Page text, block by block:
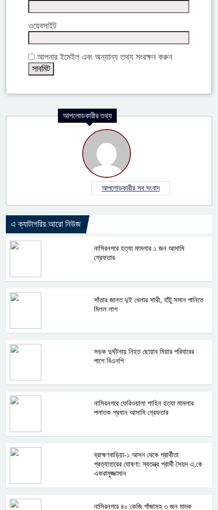
ওয়েবসাইট
আপনার ইমেইল এবং অন্যান্য তথ্য সংরক্ষন করুন
আপলোডকারীর তথ্য
আপলোডকারীর সব সংবাদ
এ ক্যাটাগরির আরো নিউজ
নাসিরনগরে হত্যা মামলার ১ জন আসামি
গ্রেফতার
সাঁতার জানত দুই খেলার সাথী, হাঁটু সমান পানিতে
মিলল লাশ
সড়ক দুর্ঘটনায় নিহত ছোয়াব মিয়ার পরিবারের
পাশে বিএনপি
নাসিরনগরে ফেরিওয়ালা শাহিন হত্যা মামলার
পলাতক প্রধান আসামি গ্রেফতার
ব্রাহ্মণবাড়িয়া-১ আসন থেকে প্রার্থীতা
প্রত্যাহারের ঘোষণা: স্বতন্ত্র প্রার্থী সৈয়দ এ,কে
একরামুজ্জামান
নাসিরনগরে ৪০ কেজি গাঁজাসহ ৩ জন মাদক